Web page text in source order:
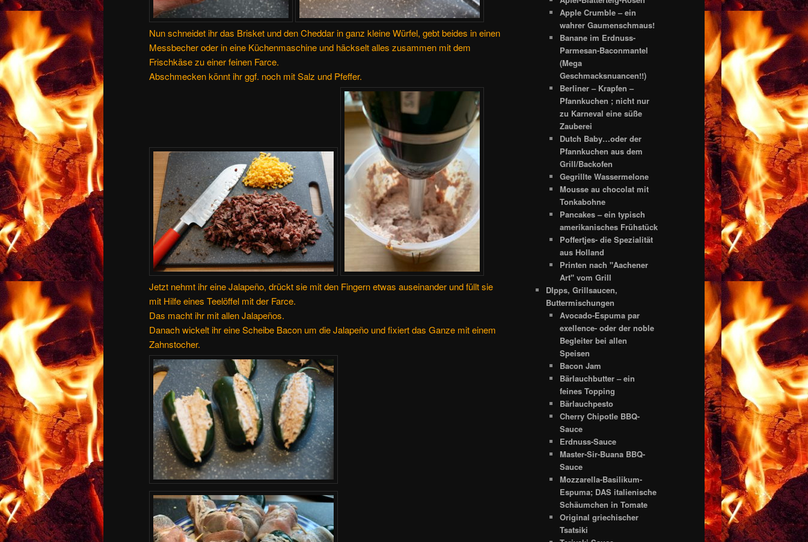
Nun schneidet ihr das Brisket und den Cheddar in ganz kleine Würfel, gebt beides in einen
Messbecher oder in eine Küchenmaschine und häckselt alles zusammen mit dem
Frischkäse zu einer feinen Farce.
Abschmecken könnt ihr ggf. noch mit Salz und Pfeffer.
Jetzt nehmt ihr eine Jalapeño, drückt sie mit den Fingern etwas auseinander und füllt sie
mit Hilfe eines Teelöffel mit der Farce.
Das macht ihr mit allen Jalapeños.
Danach wickelt ihr eine Scheibe Bacon um die Jalapeño und fixiert das Ganze mit einem
Zahnstocher.
Apple Crumble – ein
wahrer Gaumenschmaus!
Banane im Erdnuss-
Parmesan-Baconmantel
(Mega
Geschmacksnuancen!!)
Berliner – Krapfen –
Pfannkuchen ; nicht nur
zu Karneval eine süße
Zauberei
Dutch Baby…oder der
Pfannkuchen aus dem
Grill/Backofen
Gegrillte Wassermelone
Mousse au chocolat mit
Tonkabohne
Pancakes – ein typisch
amerikanisches Frühstück
Poffertjes- die Spezialität
aus Holland
Printen nach "Aachener
Art" vom Grill
DIpps, Grillsaucen,
Buttermischungen
Avocado-Espuma par
exellence- oder der noble
Begleiter bei allen
Speisen
Bacon Jam
Bärlauchbutter – ein
feines Topping
Bärlauchpesto
Cherry Chipotle BBQ-
Sauce
Erdnuss-Sauce
Master-Sir-Buana BBQ-
Sauce
Mozzarella-Basilikum-
Espuma; DAS italienische
Schäumchen in Tomate
Original griechischer
Tsatsiki